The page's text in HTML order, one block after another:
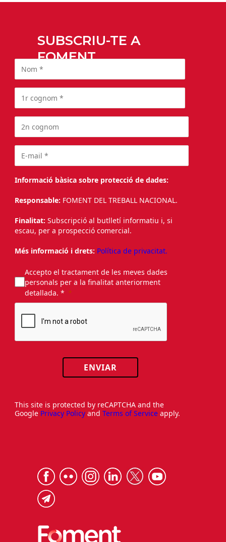
SUBSCRIU-TE A
FOMENT
Informació bàsica sobre protecció de dades:
Responsable: FOMENT DEL TREBALL NACIONAL.
Finalitat: Subscripció al butlletí informatiu i, si
escau, per a prospecció comercial.
Més informació i drets: Política de privacitat.
Accepto el tractament de les meves dades
personals per a la finalitat anteriorment
detallada. *
ENVIAR
This site is protected by reCAPTCHA and the
Google Privacy Policy and Terms of Service apply.